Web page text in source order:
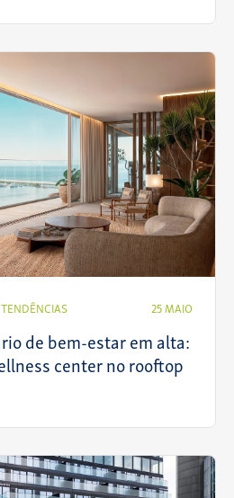
TENDÊNCIAS 25 MAIO
de bem-estar em alta:
center no rooftop